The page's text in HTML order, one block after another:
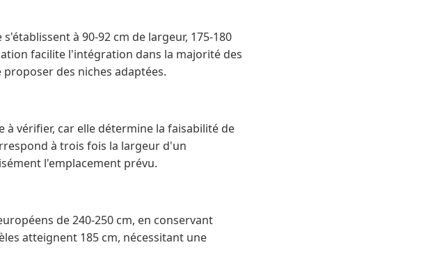
à 90-92 cm de largeur, 175-180
facilite l'intégration dans la majorité des
des niches adaptées.
vérifier, car elle détermine la faisabilité de
à trois fois la largeur d'un
l'emplacement prévu.
de 240-250 cm, en conservant
atteignent 185 cm, nécessitant une